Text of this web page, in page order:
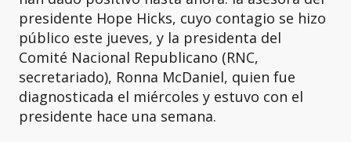
presidente Hope Hicks, cuyo contagio se hizo
público este jueves, y la presidenta del
Comité Nacional Republicano (RNC,
secretariado), Ronna McDaniel, quien fue
diagnosticada el miércoles y estuvo con el
presidente hace una semana.